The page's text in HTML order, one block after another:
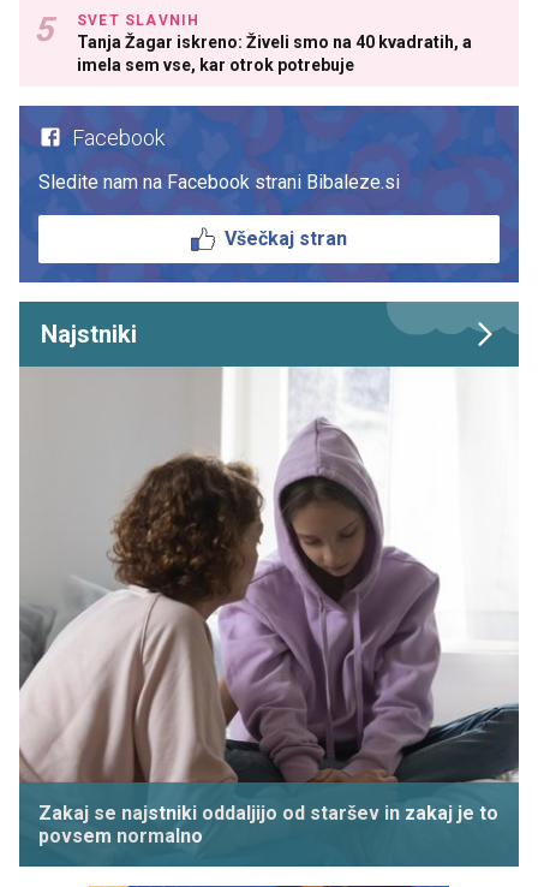
SVET SLAVNIH
Tanja Žagar iskreno: Živeli smo na 40 kvadratih, a
imela sem vse, kar otrok potrebuje
Facebook
Sledite nam na Facebook strani Bibaleze.si
Všečkaj stran
Najstniki
Zakaj se najstniki oddaljijo od staršev in zakaj je to
povsem normalno